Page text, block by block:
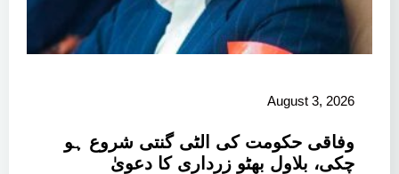
August 3, 2026
وفاقی حکومت کی الٹی گنتی شروع ہو
چکی، بلاول بھٹو زرداری کا دعویٰ